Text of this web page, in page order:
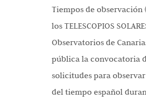
Tiempos de observación
los TELESCOPIOS
Observatorios de
pública la convocatoria
solicitudes para
del tiempo español